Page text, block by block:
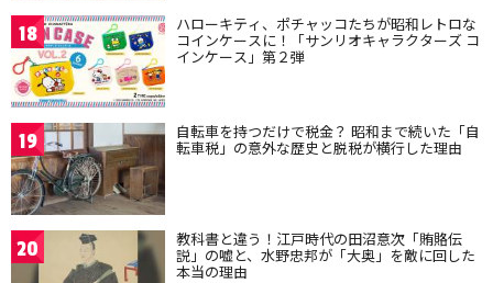
18 ハローキティ、ポチャッコたちが昭和レトロな
コインケースに！「サンリオキャラクターズ コ
インケース」第２弾
19 自転車を持つだけで税金？ 昭和まで続いた「自
転車税」の意外な歴史と脱税が横行した理由
20 教科書と違う！江戸時代の田沼意次「賄賂伝
説」の嘘と、水野忠邦が「大奥」を敵に回した
本当の理由